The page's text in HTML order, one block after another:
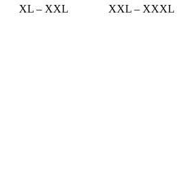
XL – XXL XXL – XXXL